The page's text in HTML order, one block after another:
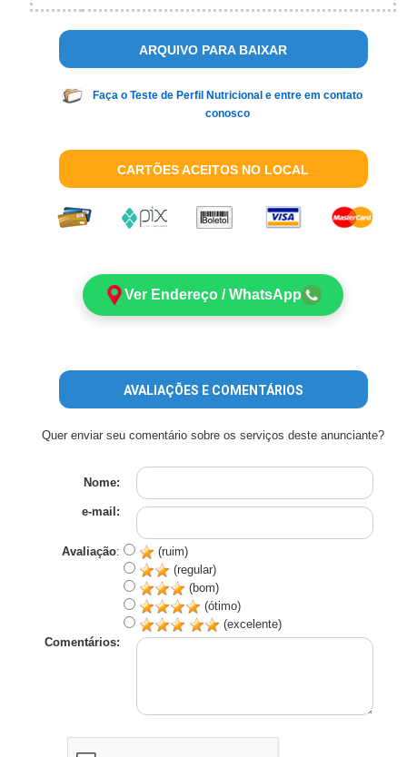
ARQUIVO PARA BAIXAR
Faça o Teste de Perfil Nutricional e entre em contato
conosco
CARTÕES ACEITOS NO LOCAL
Ver Endereço / WhatsApp
AVALIAÇÕES E COMENTÁRIOS
Quer enviar seu comentário sobre os serviços deste anunciante?
Nome:
e-mail:
Avaliação:
(ruim)
(regular)
(bom)
(ótimo)
(excelente)
Comentários: